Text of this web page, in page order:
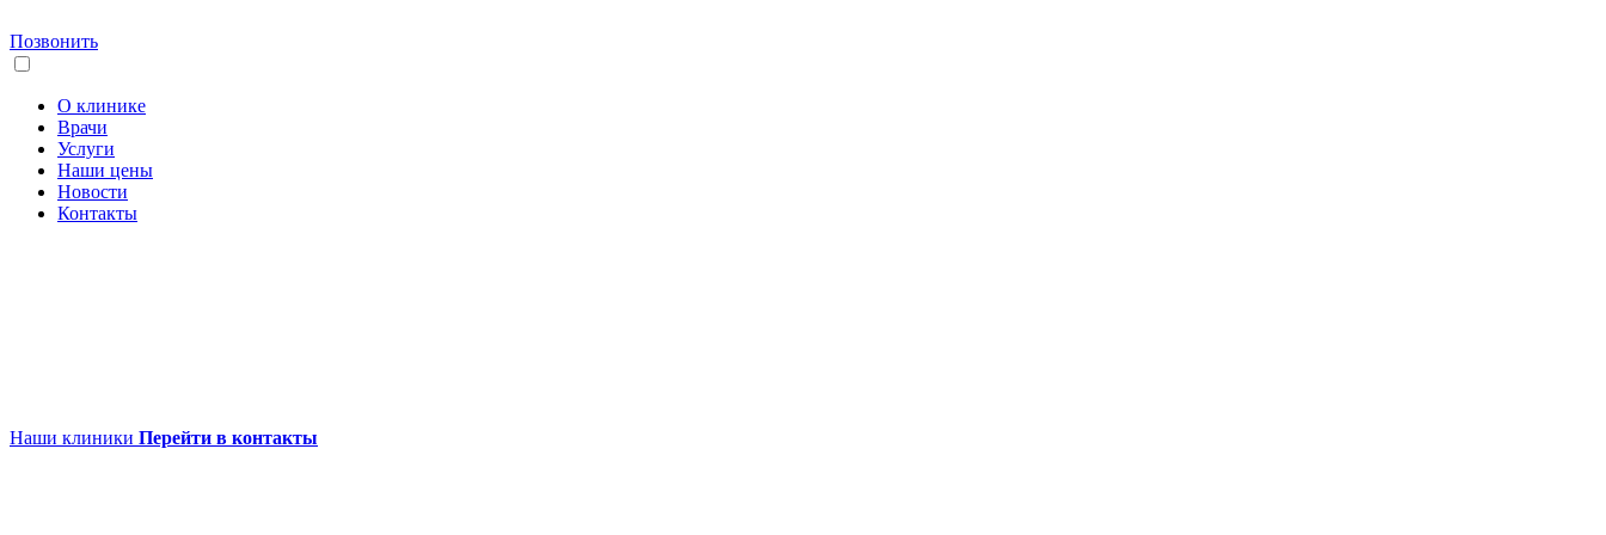
Позвонить
О клинике
Врачи
Услуги
Наши цены
Новости
Контакты
Наши клиники Перейти в контакты